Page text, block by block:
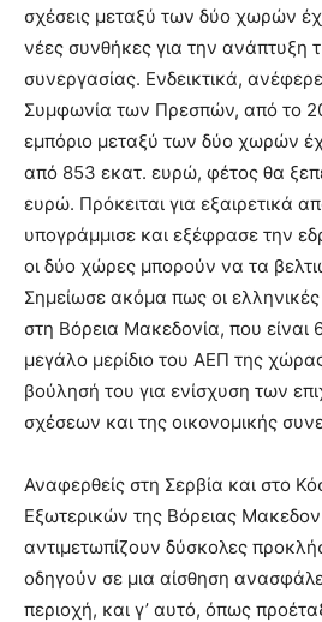
σχέσεις μεταξύ των δύο χωρών
νέες συνθήκες για την ανάπτυξη
συνεργασίας. Ενδεικτικά,
Συμφωνία των Πρεσπών, από το
εμπόριο μεταξύ των δύο χωρών
από 853 εκατ. ευρώ, φέτος θα
ευρώ. Πρόκειται για εξαιρετικά
υπογράμμισε και εξέφρασε την
οι δύο χώρες μπορούν να τα
Σημείωσε ακόμα πως οι
στη Βόρεια Μακεδονία, που
μεγάλο μερίδιο του ΑΕΠ της
βούλησή του για ενίσχυση των
σχέσεων και της οικονομικής
Αναφερθείς στη Σερβία και στο
Εξωτερικών της Βόρειας
αντιμετωπίζουν δύσκολες
οδηγούν σε μια αίσθηση
περιοχή, και γ’ αυτό, όπως